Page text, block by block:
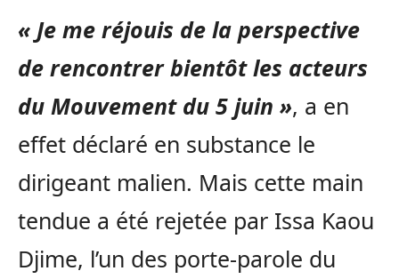
« Je me réjouis de la perspective
de rencontrer bientôt les acteurs
du Mouvement du 5 juin », a en
effet déclaré en substance le
dirigeant malien. Mais cette main
tendue a été rejetée par Issa Kaou
Djime, l’un des porte-parole du